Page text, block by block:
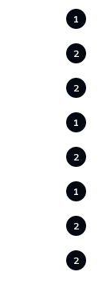
1
2
2
1
2
1
2
2